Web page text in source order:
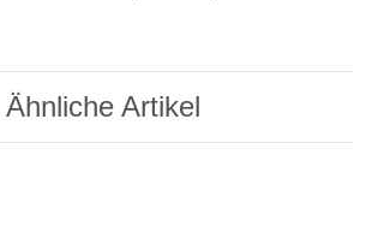
Ähnliche Artikel